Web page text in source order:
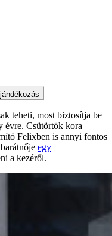
teheti, most biztosítja be
évre. Csütörtök kora
Felixben is annyi fontos
egy
a kezéről.